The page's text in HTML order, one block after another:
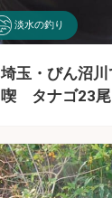
淡水の釣り
埼玉・びん沼
喫 タナゴ23